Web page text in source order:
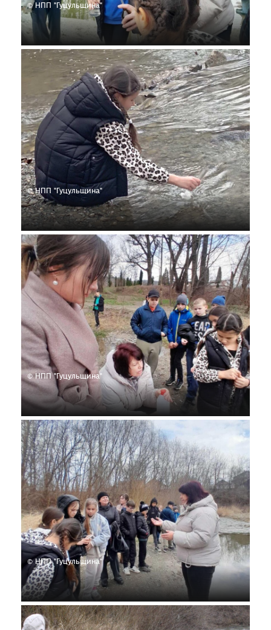
© НПП "Гуцульщина"
© НПП "Гуцульщина"
© НПП "Гуцульщина"
© НПП "Гуцульщина"